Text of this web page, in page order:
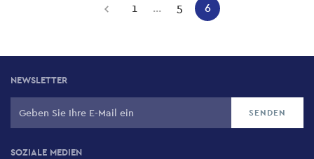
PreviousSeite
1 …
Seite
5
Aktuelle
6
NEWSLETTER
SOZIALE MEDIEN